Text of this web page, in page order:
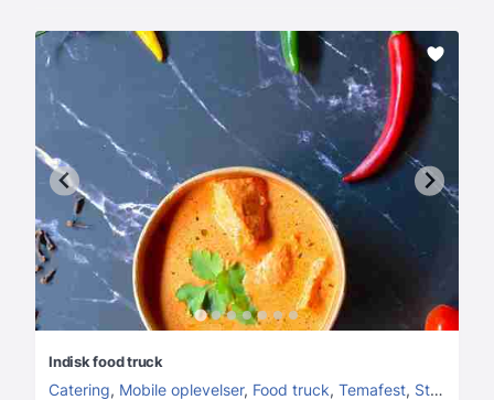
Indisk food truck
Catering, Mobile oplevelser, Food truck, Temafest, Studentergilde